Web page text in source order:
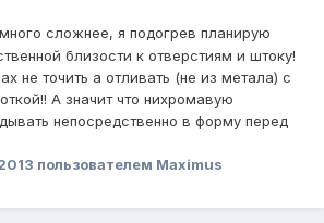
сложнее, я подогрев планирую
близости к отверстиям и штоку!
не точить а отливать (не из метала) с
А значит что нихромавую
непосредственно в форму перед
пользователем Maximus